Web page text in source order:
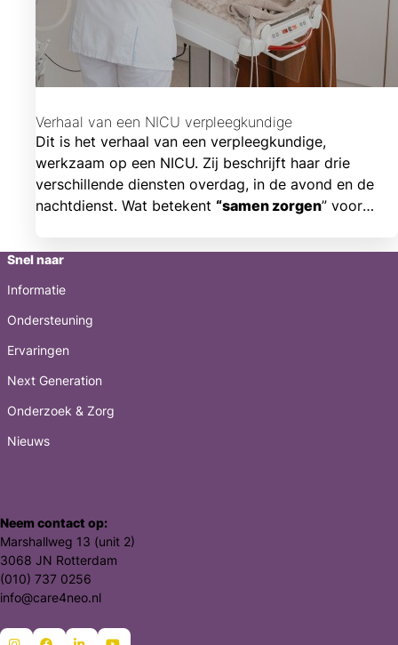
Verhaal van een NICU verpleegkundige
Dit is het verhaal van een verpleegkundige,
werkzaam op een NICU. Zij beschrijft haar drie
verschillende diensten overdag, in de avond en de
nachtdienst. Wat betekent “samen zorgen” voor
Snel naar
Informatie
Ondersteuning
Ervaringen
Next Generation
Onderzoek & Zorg
Nieuws
Neem contact op:
Marshallweg 13 (unit 2)
3068 JN Rotterdam
(010) 737 0256
info@care4neo.nl